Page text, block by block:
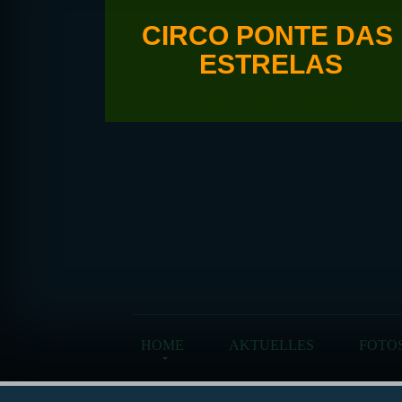
CIRCO PONTE DAS
ESTRELAS
HOME AKTUELLES